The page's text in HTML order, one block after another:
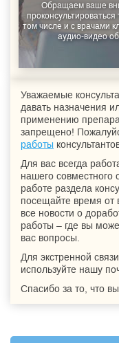
Обращаем ваше
том числе и с врачами
аудио-видео
Уважаемые
давать назначения
применению
запрещено!
работы
Для вас всегда
нашего совместного
работе раздела
посещайте время от
все новости о
работы – где вы
вас вопросы.
Для экстренной
используйте нашу
Спасибо за то, что